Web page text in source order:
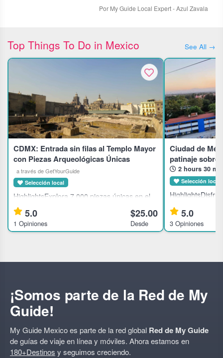
Por My Guide Local Expert - Azul Zavala
Top Things To Do in Mexico See All →
CDMX: Entrada sin filas al Templo Mayor
con Piezas Arqueológicas Únicas
a través de GetYourGuide
Selección local
HighlightsExplora 7,000 piezas únicas en el
Museo del Templo MayorViaja al pasado
mexica en el corazón de Ciudad de
MéxicoConoce dioses aztecas en un museo
5.0
1 Opiniones
$25.00
Desde
Ciudad de
patinaje sobre
2 hours 30
Selección local
de Guadalupe
Cuautepec y
5.0
3 Opiniones
¡Somos parte de la Red de My
Guide!
My Guide Mexico es parte de la red global Red de My Guide
de guías de viaje en línea y móviles. Ahora estamos en
180+Destinos y seguimos creciendo.